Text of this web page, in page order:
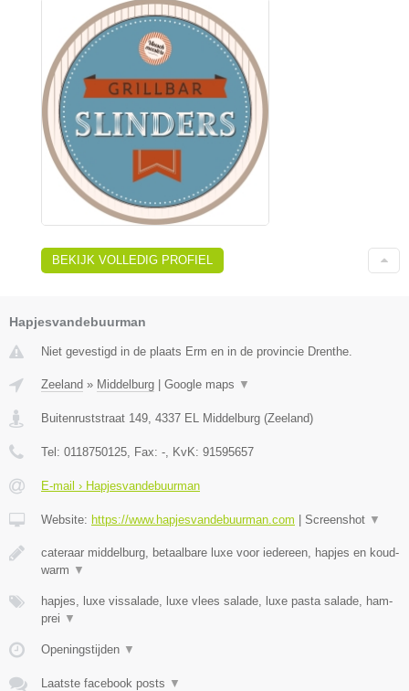
BEKIJK VOLLEDIG PROFIEL
Hapjesvandebuurman
Niet gevestigd in de plaats Erm en in de provincie Drenthe.
Zeeland » Middelburg Google maps ▼
Buitenruststraat 149, 4337 EL Middelburg (Zeeland)
Tel: 0118750125, Fax: -, KvK: 91595657
E-mail › Hapjesvandebuurman
Website: https://www.hapjesvandebuurman.com Screenshot ▼
cateraar middelburg, betaalbare luxe voor iedereen, hapjes en koud-
warm ▼
hapjes, luxe vissalade, luxe vlees salade, luxe pasta salade, ham-
prei ▼
Openingstijden ▼
Laatste facebook posts ▼